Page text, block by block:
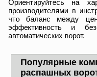
Ориентируйтесь на
производителями в
что баланс между
эффективность и
автоматических ворот.
Популярные
распашных